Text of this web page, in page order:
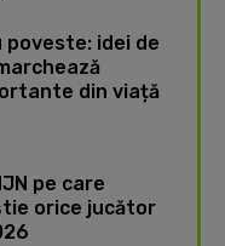
poveste: idei de
din viață
pe care
orice jucător